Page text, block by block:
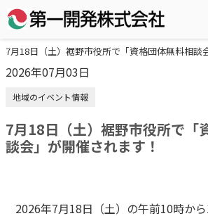
7月18日（土）裾野市役所で「資格団体無料相談
2026年07月03日
地域のイベント情報
7月18日（土）裾野市役所で「
談会」が開催されます！
2026年7月18日（土）の午前10時か